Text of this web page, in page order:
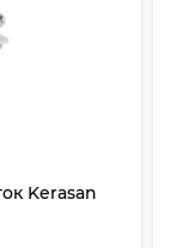
Kerasan